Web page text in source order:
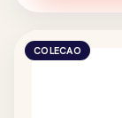
COLECAO